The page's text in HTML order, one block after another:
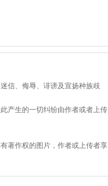
信、侮辱、诽谤及宣扬种族歧
产生的一切纠纷由作者或者上传
著作权的图片，作者或上传者享